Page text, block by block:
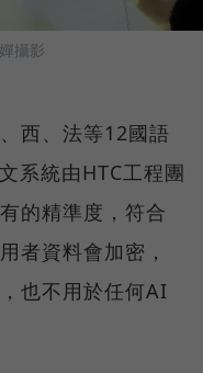
攝影
西、法等12國語
系統由HTC工程團
的精準度，符合
者資料會加密，
也不用於任何AI